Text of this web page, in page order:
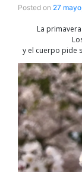
Posted on 27
La
y el cuerpo pide